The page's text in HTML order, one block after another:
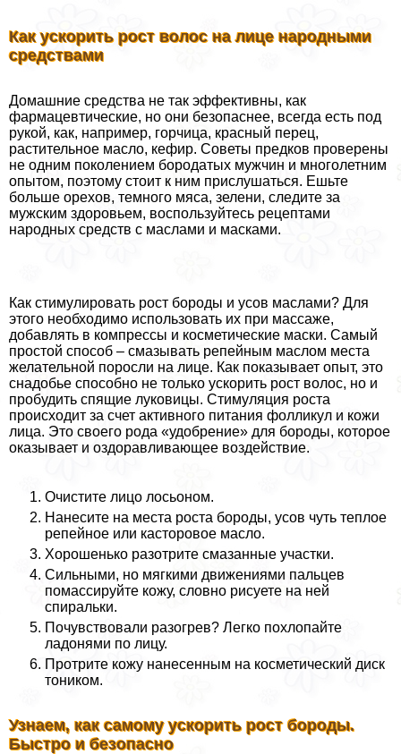
Как ускорить рост волос на лице народными
средствами
Домашние средства не так эффективны, как
фармацевтические, но они безопаснее, всегда есть под
рукой, как, например, горчица, красный перец,
растительное масло, кефир. Советы предков проверены
не одним поколением бородатых мужчин и многолетним
опытом, поэтому стоит к ним прислушаться. Ешьте
больше орехов, темного мяса, зелени, следите за
мужским здоровьем, воспользуйтесь рецептами
народных средств с маслами и масками.
Как стимулировать рост бороды и усов маслами? Для
этого необходимо использовать их при массаже,
добавлять в компрессы и косметические маски. Самый
простой способ – смазывать репейным маслом места
желательной поросли на лице. Как показывает опыт, это
снадобье способно не только ускорить рост волос, но и
пробудить спящие луковицы. Стимуляция роста
происходит за счет активного питания фолликул и кожи
лица. Это своего рода «удобрение» для бороды, которое
оказывает и оздоравливающее воздействие.
Очистите лицо лосьоном.
Нанесите на места роста бороды, усов чуть теплое
репейное или касторовое масло.
Хорошенько разотрите смазанные участки.
Сильными, но мягкими движениями пальцев
помассируйте кожу, словно рисуете на ней
спиральки.
Почувствовали разогрев? Легко похлопайте
ладонями по лицу.
Протрите кожу нанесенным на косметический диск
тоником.
Узнаем, как самому ускорить рост бороды.
Быстро и безопасно